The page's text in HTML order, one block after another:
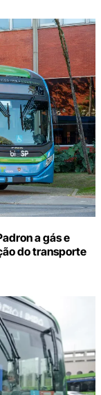
a gás e
do transporte